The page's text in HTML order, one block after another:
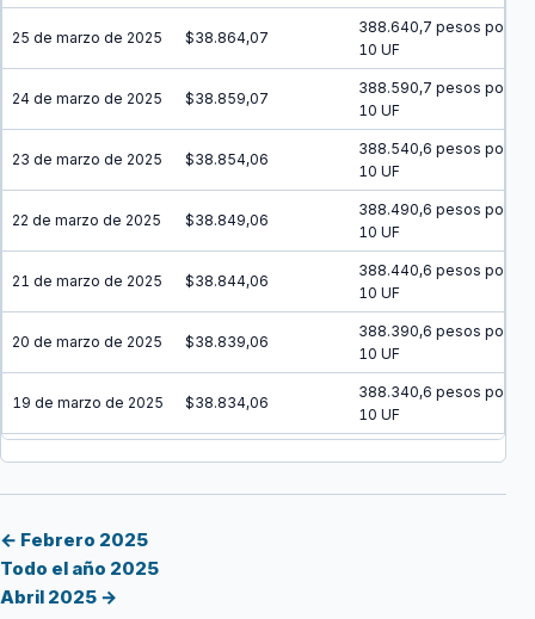
25 de marzo de 2025 $38.864,07
388.640,7 pesos por
10 UF
24 de marzo de 2025 $38.859,07
388.590,7 pesos por
10 UF
23 de marzo de 2025 $38.854,06
388.540,6 pesos por
10 UF
22 de marzo de 2025 $38.849,06
388.490,6 pesos por
10 UF
21 de marzo de 2025 $38.844,06
388.440,6 pesos por
10 UF
20 de marzo de 2025 $38.839,06
388.390,6 pesos por
10 UF
19 de marzo de 2025 $38.834,06
388.340,6 pesos por
10 UF
18 de marzo de 2025 $38.829,06
16 de marzo de 2025
← Febrero 2025
Todo el año 2025
Abril 2025 →